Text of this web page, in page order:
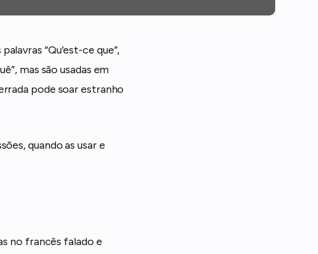
“Qu’est-ce que”,
mas são usadas em
pode soar estranho
quando as usar e
no francês falado e